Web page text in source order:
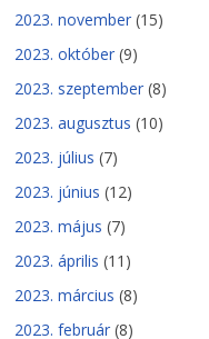
2023. november (15)
2023. október (9)
2023. szeptember (8)
2023. augusztus (10)
2023. július (7)
2023. június (12)
2023. május (7)
2023. április (11)
2023. március (8)
2023. február (8)